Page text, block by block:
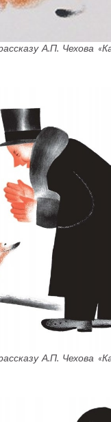
А.П. Чехова
А.П. Чехова